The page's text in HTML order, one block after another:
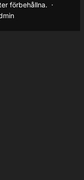
förbehållna. ·